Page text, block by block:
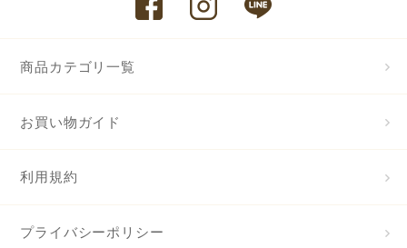
商品カテゴリ一覧
お買い物ガイド
利用規約
プライバシーポリシー